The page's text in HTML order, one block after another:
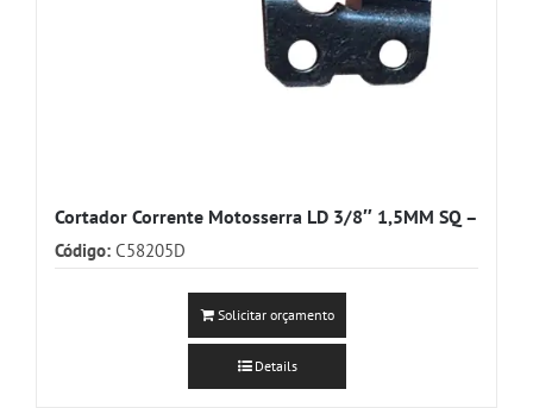
Cortador Corrente Motosserra LD 3/8″ 1,5MM SQ –
Código: C58205D
Solicitar orçamento
Details